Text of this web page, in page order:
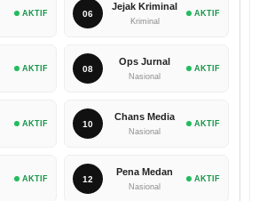
AKTIF 06
Jejak Kriminal
Kriminal
AKTIF
AKTIF 08
Ops Jurnal
Nasional
AKTIF
AKTIF 10
Chans Media
Nasional
AKTIF
AKTIF 12
Pena Medan
Nasional
AKTIF